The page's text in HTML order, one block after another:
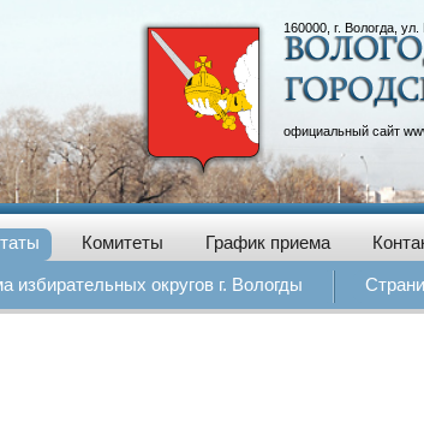
160000, г. Вологда,
официальный сайт
избирательных округов г. Вологды
Комитеты График приема